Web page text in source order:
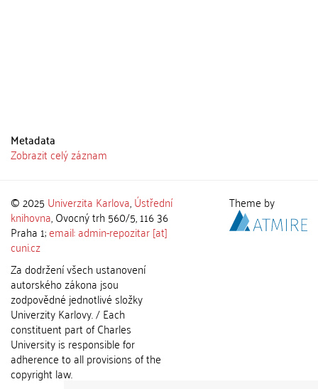
Metadata
Zobrazit celý záznam
© 2025 Univerzita Karlova,Ústřední
knihovna, Ovocný trh 560/5, 116 36
Praha 1;email: admin-repozitar [at]
cuni.cz
Za dodržení všech ustanovení
autorského zákona jsou
zodpovědné jednotlivé složky
Univerzity Karlovy. / Each
constituent part of Charles
University is responsible for
adherence to all provisions of the
copyright law.
Theme by